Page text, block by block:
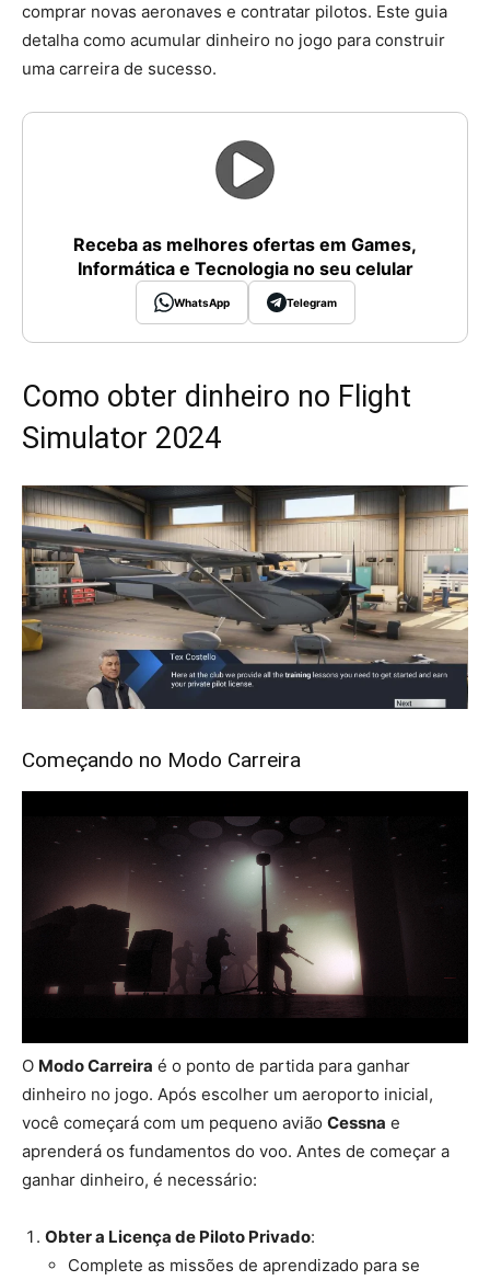
comprar novas aeronaves e contratar pilotos. Este guia
detalha como acumular dinheiro no jogo para construir
uma carreira de sucesso.
Receba as melhores ofertas em Games,
Informática e Tecnologia no seu celular
WhatsApp Telegram
Como obter dinheiro no Flight
Simulator 2024
Começando no Modo Carreira
O Modo Carreira é o ponto de partida para ganhar
dinheiro no jogo. Após escolher um aeroporto inicial,
você começará com um pequeno avião Cessna e
aprenderá os fundamentos do voo. Antes de começar a
ganhar dinheiro, é necessário:
Obter a Licença de Piloto Privado:
Complete as missões de aprendizado para se